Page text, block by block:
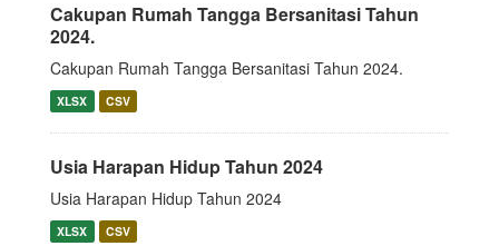
Cakupan Rumah Tangga Bersanitasi Tahun
2024.
Cakupan Rumah Tangga Bersanitasi Tahun 2024.
XLSX CSV
Usia Harapan Hidup Tahun 2024
Usia Harapan Hidup Tahun 2024
XLSX CSV